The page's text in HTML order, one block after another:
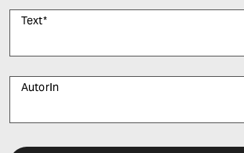
Text*
AutorIn